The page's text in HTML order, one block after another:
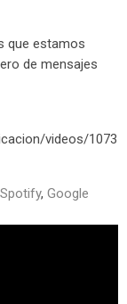
que estamos
de mensajes
videos/1073
Spotify, Google